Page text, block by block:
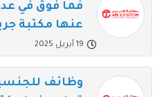
فما فوق في
عنها مكتبة
19 أبريل 2025
وظائف